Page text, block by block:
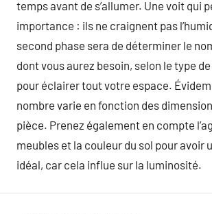
temps avant de s’allumer. Une voit qui
importance : ils ne craignent pas
second phase sera de déterminer le
dont vous aurez besoin, selon le type
pour éclairer tout votre espace.
nombre varie en fonction des
pièce. Prenez également en compte
meubles et la couleur du sol pour avoir
idéal, car cela influe sur la luminosité.